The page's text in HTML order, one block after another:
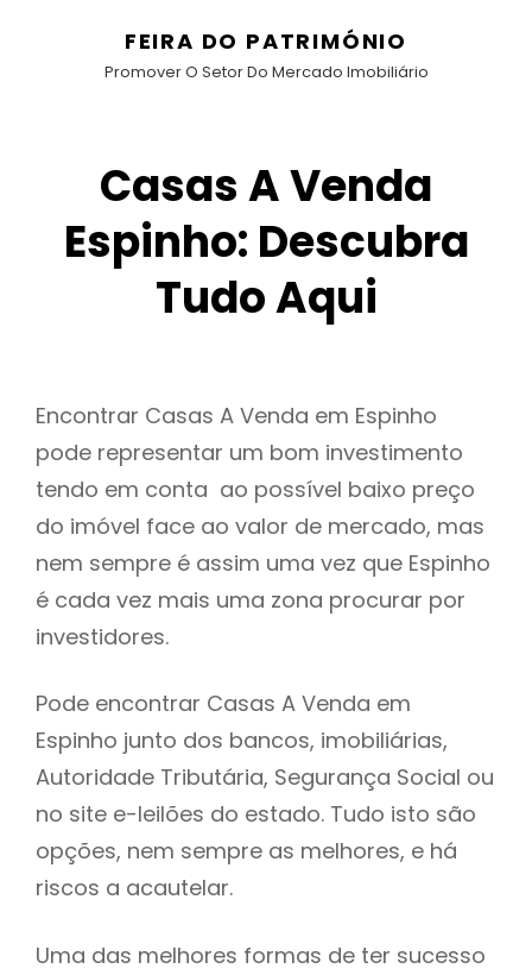
FEIRA DO PATRIMÓNIO
Promover O Setor Do Mercado Imobiliário
Casas A Venda
Espinho: Descubra
Tudo Aqui
Encontrar Casas A Venda em Espinho
pode representar um bom investimento
tendo em conta ao possível baixo preço
do imóvel face ao valor de mercado, mas
nem sempre é assim uma vez que Espinho
é cada vez mais uma zona procurar por
investidores.
Pode encontrar Casas A Venda em
Espinho junto dos bancos, imobiliárias,
Autoridade Tributária, Segurança Social ou
no site e-leilões do estado. Tudo isto são
opções, nem sempre as melhores, e há
riscos a acautelar.
Uma das melhores formas de ter sucesso